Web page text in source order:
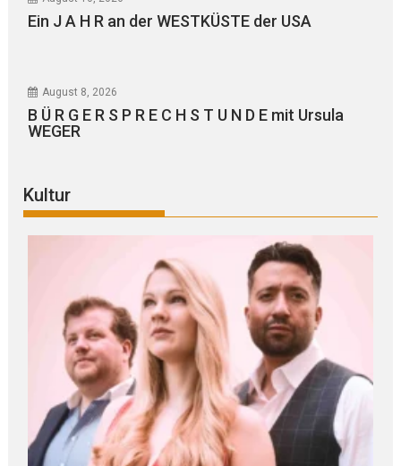
Ein J A H R an der WESTKÜSTE der USA
August 8, 2026
B Ü R G E R S P R E C H S T U N D E mit Ursula
WEGER
Kultur